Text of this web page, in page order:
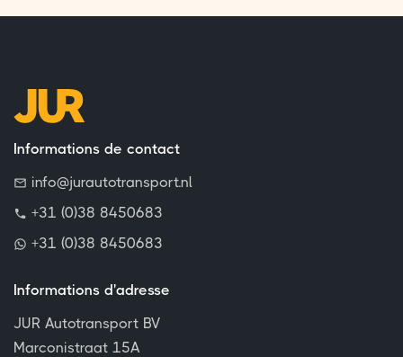
Informations de contact
info@jurautotransport.nl
+31 (0)38 8450683
+31 (0)38 8450683
Informations d'adresse
JUR Autotransport BV
Marconistraat 15A